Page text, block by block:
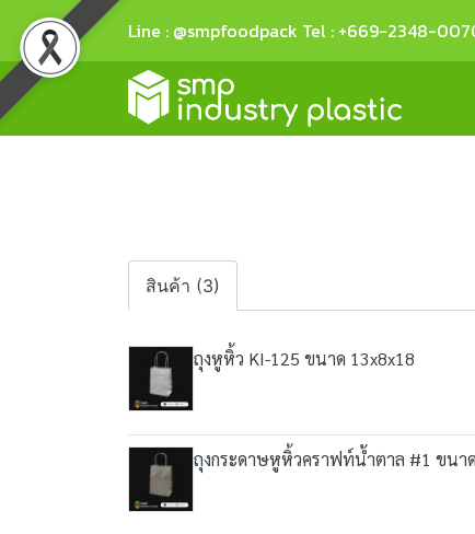
Line : @smpfoodpack Tel : +669-2348-
สินค้า (3)
ถุงหูหิ้ว KI-125 ขนาด 13x8x18
ถุงกระดาษหูหิ้วคราฟท์น้ำตาล #1 ขนา